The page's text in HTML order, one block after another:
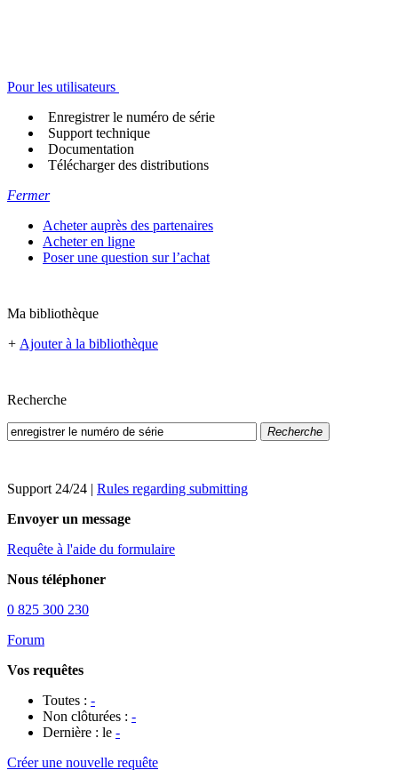
Pour les utilisateurs
Enregistrer le numéro de série
Support technique
Documentation
Télécharger des distributions
Fermer
Acheter auprès des partenaires
Acheter en ligne
Poser une question sur l’achat
Ma bibliothèque
+ Ajouter à la bibliothèque
Recherche
Recherche
Support 24/24 | Rules regarding submitting
Envoyer un message
Requête à l'aide du formulaire
Nous téléphoner
0 825 300 230
Forum
Vos requêtes
Toutes : -
Non clôturées : -
Dernière : le -
Créer une nouvelle requête